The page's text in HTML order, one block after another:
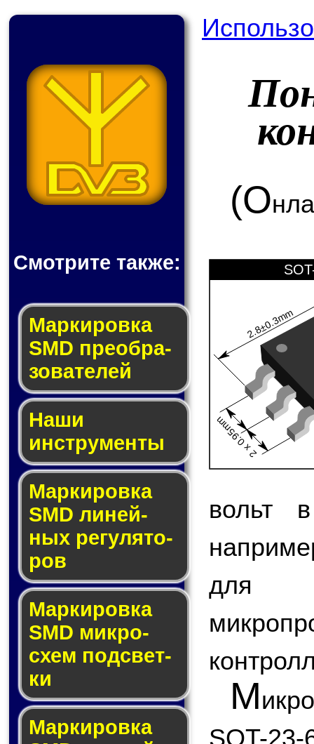
Смотрите также:
Мар­ки­ров­ка
SMD пре­об­ра­
зо­ва­те­лей
Наши
инструменты
Маркировка
SMD ли­ней­
ных ре­гу­ля­то­
ров
Маркировка
SMD мик­ро­
схем под­свет­
ки
Маркировка
(О
2.8±0.3mm
2 x 0.95mm
вольт
для
М